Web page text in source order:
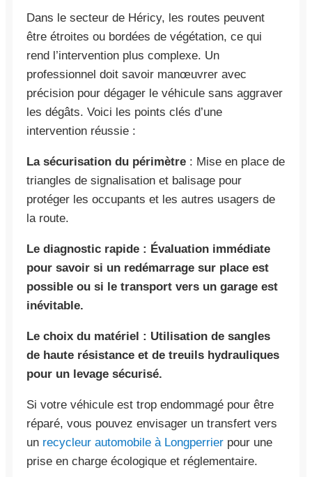
Dans le secteur de Héricy, les routes peuvent
être étroites ou bordées de végétation, ce qui
rend l’intervention plus complexe. Un
professionnel doit savoir manœuvrer avec
précision pour dégager le véhicule sans aggraver
les dégâts. Voici les points clés d’une
intervention réussie :
La sécurisation du périmètre : Mise en place de
triangles de signalisation et balisage pour
protéger les occupants et les autres usagers de
la route.
Le diagnostic rapide : Évaluation immédiate
pour savoir si un redémarrage sur place est
possible ou si le transport vers un garage est
inévitable.
Le choix du matériel : Utilisation de sangles
de haute résistance et de treuils hydrauliques
pour un levage sécurisé.
Si votre véhicule est trop endommagé pour être
réparé, vous pouvez envisager un transfert vers
un recycleur automobile à Longperrier pour une
prise en charge écologique et réglementaire.